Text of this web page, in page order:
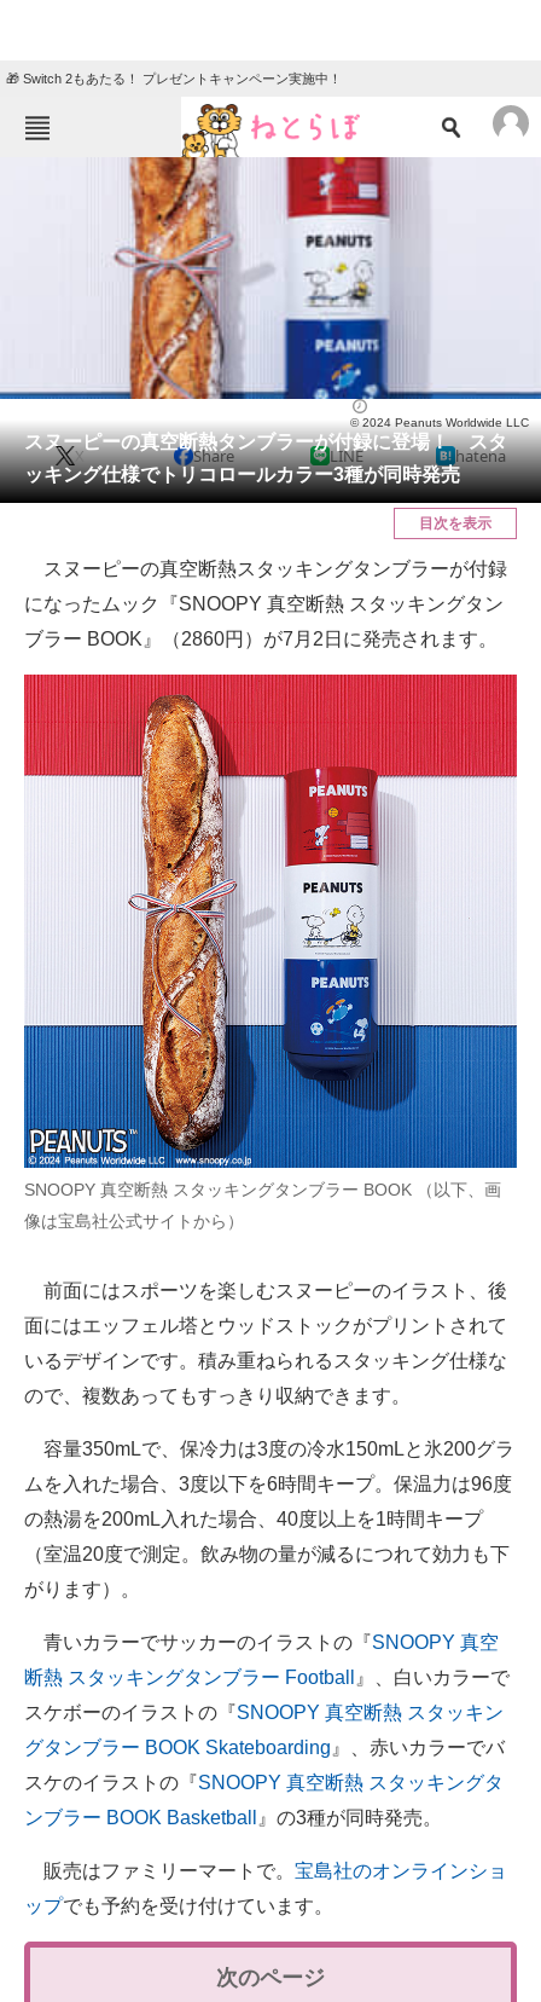
🎁 Switch 2もあたる！ プレゼントキャンペーン実施中！
ねとらぼメニュー
ニュース
クイズ
教育・育児
動物 リサーチ
会員記事
メディア
ITの今と未来を見通す
スマホと通信の最新トレンド
進化するPCとデバイスの未来
好きが集まる 比べて選べる
ビジネスと働き方のヒント
AI活用のいまが分かる
企業ITのトレンドを詳説
経営リーダーのコミュニティ
マーケ×ITの今がよく分かる
ITエンジニア向け専門サイト
企業向けIT製品の総合サイト
IT製品の技術・比較・事例
製造業のIT導入・活用を支援
エレクトロニクス専門サイト
電子設計の基本と応用
建設×テクノロジーの最前線
ちょっと気になるネットの話題
スヌーピーの真空断熱タンブラーが付録に登場！ スタ
ッキング仕様でトリコロールカラー3種が同時発売
© 2024 Peanuts Worldwide LLC
X Share LINE hatena
目次を表示
スヌーピーの真空断熱スタッキングタンブラーが付録
になったムック『SNOOPY 真空断熱 スタッキングタン
ブラー BOOK』（2860円）が7月2日に発売されます。
SNOOPY 真空断熱 スタッキングタンブラー BOOK （以下、画
像は宝島社公式サイトから）
前面にはスポーツを楽しむスヌーピーのイラスト、後
面にはエッフェル塔とウッドストックがプリントされて
いるデザインです。積み重ねられるスタッキング仕様な
ので、複数あってもすっきり収納できます。
容量350mLで、保冷力は3度の冷水150mLと氷200グラ
ムを入れた場合、3度以下を6時間キープ。保温力は96度
の熱湯を200mL入れた場合、40度以上を1時間キープ
（室温20度で測定。飲み物の量が減るにつれて効力も下
がります）。
青いカラーでサッカーのイラストの『SNOOPY 真空
断熱 スタッキングタンブラー Football
』、白いカラーで
スケボーのイラストの『SNOOPY 真空断熱 スタッキン
グタンブラー BOOK Skateboarding 』、赤いカラーでバ
スケのイラストの『SNOOPY 真空断熱 スタッキングタ
ンブラー BOOK Basketball
』の3種が同時発売。
販売はファミリーマートで。 宝島社のオンラインショ
ップでも予約を受け付けています。